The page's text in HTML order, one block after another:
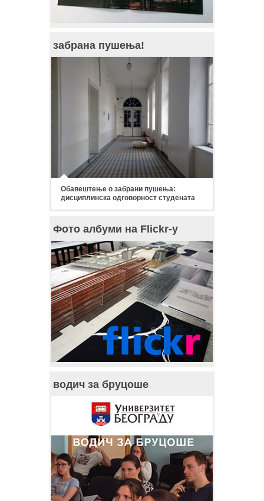
забрана пушења!
Обавештење о забрани пушења:
дисциплинска одговорност студената
Фото албуми на Flickr-у
водич за бруцоше